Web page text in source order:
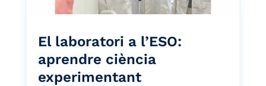
El laboratori a l’ESO:
aprendre ciència
experimentant